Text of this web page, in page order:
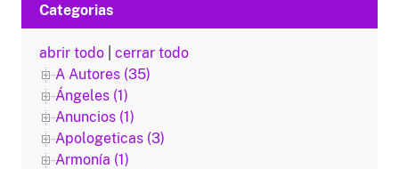
Categorias
abrir todo
cerrar todo
A Autores (35)
Ángeles (1)
Anuncios (1)
Apologeticas (3)
Armonía (1)